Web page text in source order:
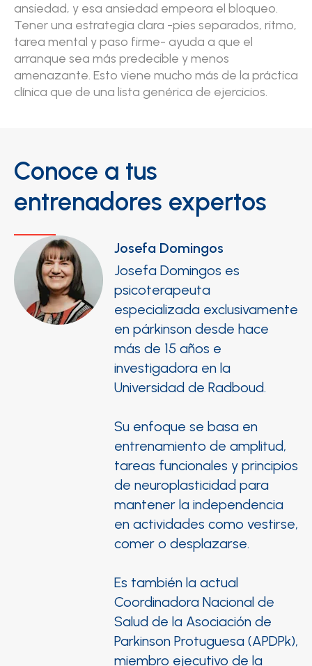
ansiedad, y esa ansiedad empeora el bloqueo.
Tener una estrategia clara -pies separados, ritmo,
tarea mental y paso firme- ayuda a que el
arranque sea más predecible y menos
amenazante. Esto viene mucho más de la práctica
clínica que de una lista genérica de ejercicios.
Conoce a tus
entrenadores expertos
Josefa Domingos
Josefa Domingos es
psicoterapeuta
especializada exclusivamente
en párkinson desde hace
más de 15 años e
investigadora en la
Universidad de Radboud.
Su enfoque se basa en
entrenamiento de amplitud,
tareas funcionales y principios
de neuroplasticidad para
mantener la independencia
en actividades como vestirse,
comer o desplazarse.
Es también la actual
Coordinadora Nacional de
Salud de la Asociación de
Parkinson Protuguesa (APDPk),
miembro ejecutivo de la